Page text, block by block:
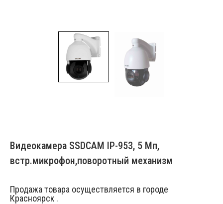
Видеокамера SSDCAM IP-953, 5 Мп,
встр.микрофон,поворотный механизм
Продажа товара осуществляется в городе
Красноярск .